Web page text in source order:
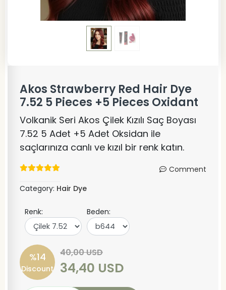
Akos Strawberry Red Hair Dye
7.52 5 Pieces +5 Pieces Oxidant
Volkanik Seri Akos Çilek Kızılı Saç Boyası
7.52 5 Adet +5 Adet Oksidan ile
saçlarınıza canlı ve kızıl bir renk katın.
Comment
Category: Hair Dye
Renk: Beden:
%14
Discount
40,00 USD
34,40 USD